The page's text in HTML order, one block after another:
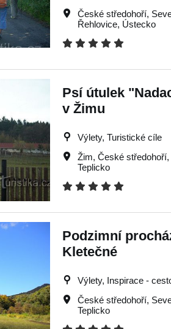
České středohoří,
Řehlovice, Ústecko
Psí útulek
v Žimu
Výlety, Turistické cíle
Žim,České středohoří,
Teplicko
Podzimní
Kletečné
Výlety, Inspirace -
České středohoří,
Teplicko